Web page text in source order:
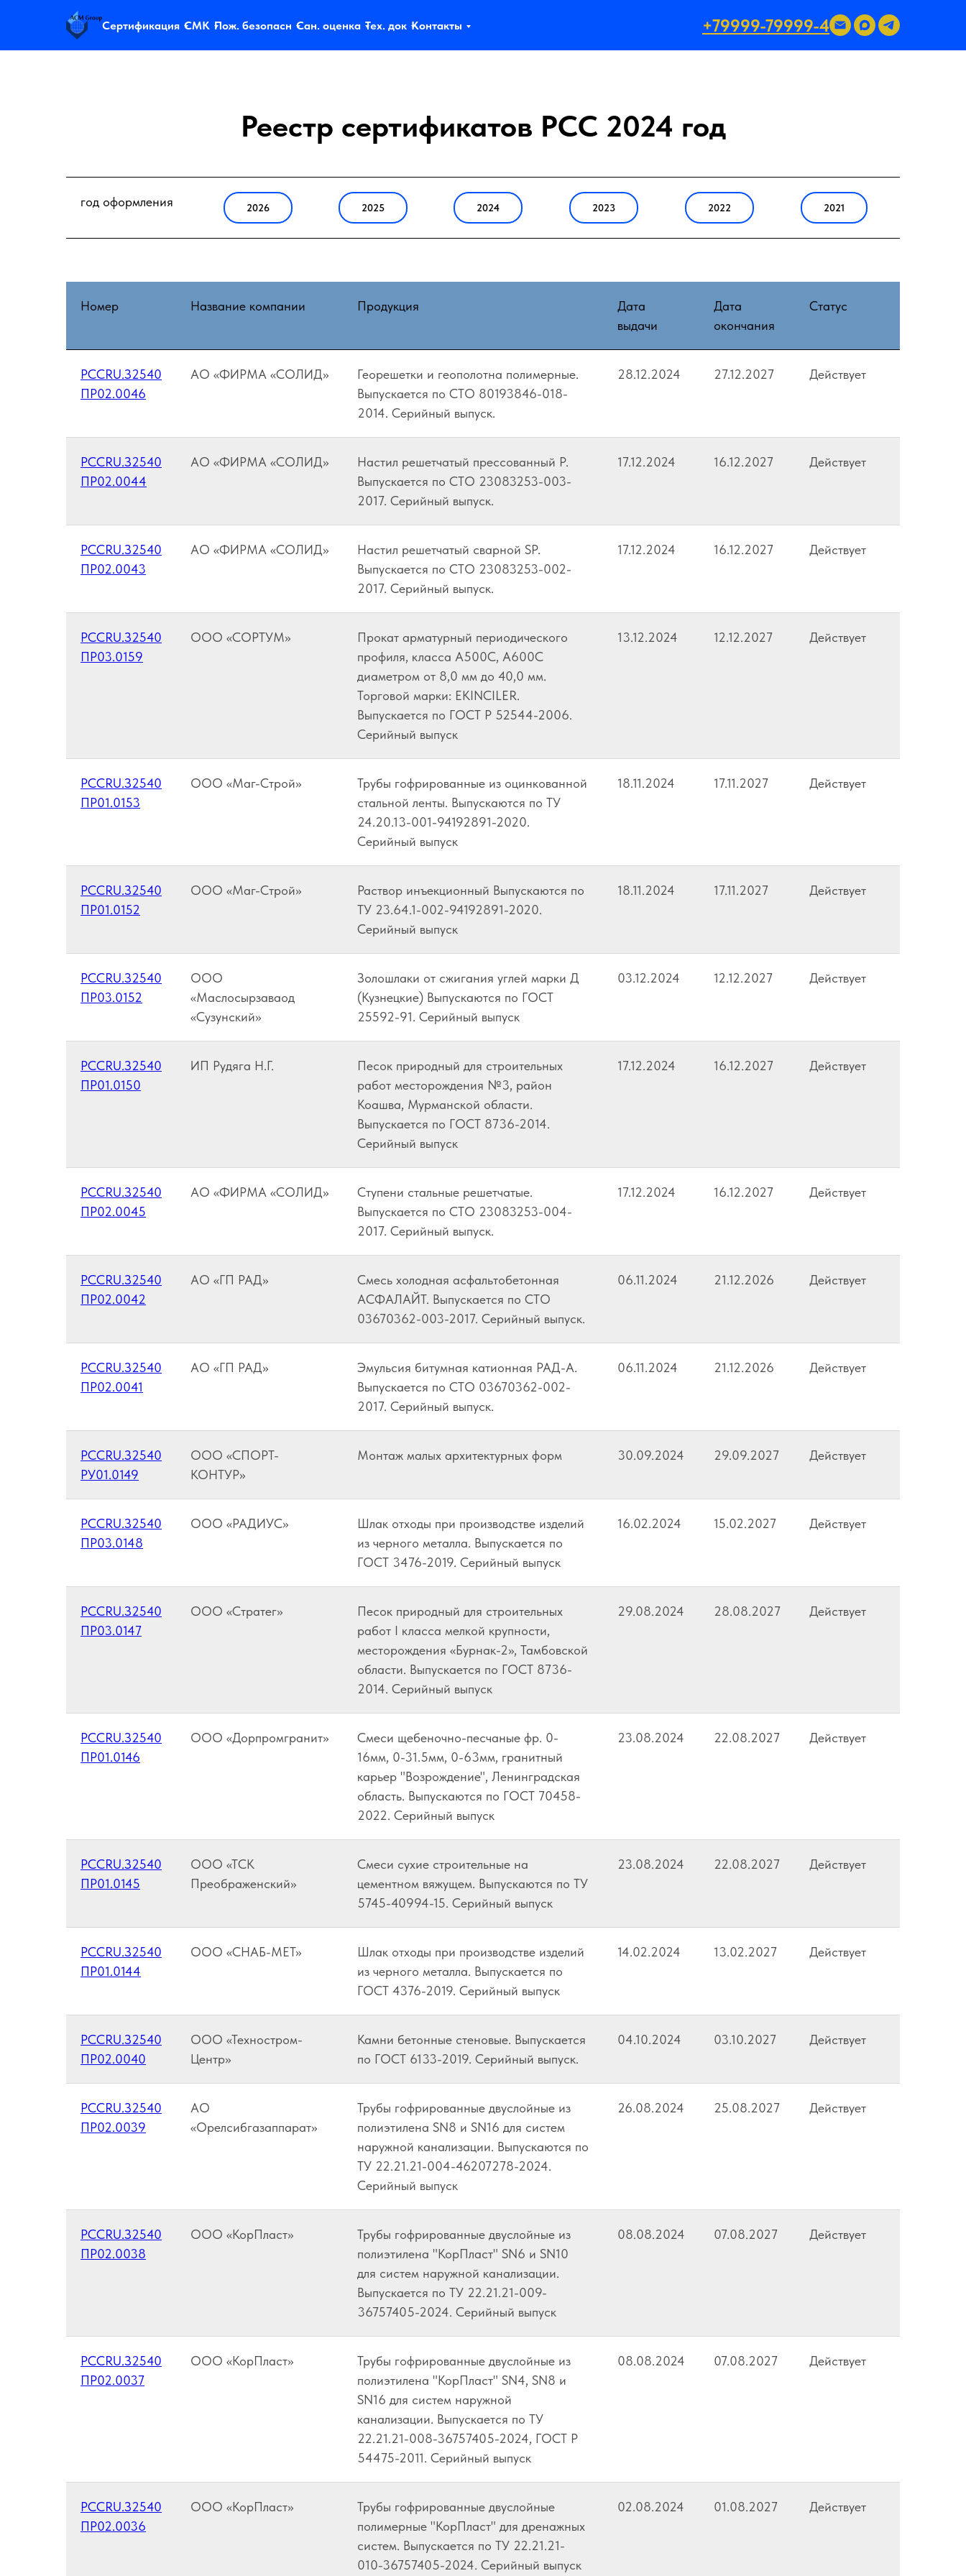
Сертификация СМК Пож. безопасн Сан. оценка Тех. док Контакты +79999-79999-4
Реестр сертификатов РСС 2024 год
год оформления 2026 2025 2024 2023 2022 2021
Номер Название компании Продукция
Дата
выдачи
Дата
окончания
Статус
РССRU.З2540
ПР02.0046
АО «ФИРМА «СОЛИД»
Георешетки и геополотна полимерные.
Выпускается по СТО 80193846-018-
2014. Серийный выпуск.
28.12.2024 27.12.2027 Действует
РССRU.З2540
ПР02.0044
АО «ФИРМА «СОЛИД»
Настил решетчатый прессованный P.
Выпускается по СТО 23083253-003-
2017. Серийный выпуск.
17.12.2024 16.12.2027 Действует
РССRU.З2540
ПР02.0043
АО «ФИРМА «СОЛИД»
Настил решетчатый сварной SP.
Выпускается по СТО 23083253-002-
2017. Серийный выпуск.
17.12.2024 16.12.2027 Действует
РССRU.З2540
ПР03.0159
ООО «СОРТУМ»
Прокат арматурный периодического
профиля, класса A500С, А600С
диаметром от 8,0 мм до 40,0 мм.
Торговой марки: EKINCILER.
Выпускается по ГОСТ Р 52544-2006.
Серийный выпуск
13.12.2024 12.12.2027 Действует
РССRU.З2540
ПР01.0153
ООО «Маг-Строй»
Трубы гофрированные из оцинкованной
стальной ленты. Выпускаются по ТУ
24.20.13-001-94192891-2020.
Серийный выпуск
18.11.2024 17.11.2027 Действует
РССRU.З2540
ПР01.0152
ООО «Маг-Строй»
Раствор инъекционный Выпускаются по
ТУ 23.64.1-002-94192891-2020.
Серийный выпуск
18.11.2024 17.11.2027 Действует
РССRU.З2540
ПР03.0152
ООО
«Маслосырзаваод
«Сузунский»
Золошлаки от сжигания углей марки Д
(Кузнецкие) Выпускаются по ГОСТ
25592-91. Серийный выпуск
03.12.2024 12.12.2027 Действует
РССRU.З2540
ПР01.0150
ИП Рудяга Н.Г.
Песок природный для строительных
работ месторождения №3, район
Коашва, Мурманской области.
Выпускается по ГОСТ 8736-2014.
Серийный выпуск
17.12.2024 16.12.2027 Действует
РССRU.З2540
ПР02.0045
АО «ФИРМА «СОЛИД»
Ступени стальные решетчатые.
Выпускается по СТО 23083253-004-
2017. Серийный выпуск.
17.12.2024 16.12.2027 Действует
РССRU.З2540
ПР02.0042
АО «ГП РАД»
Смесь холодная асфальтобетонная
АСФАЛАЙТ. Выпускается по СТО
03670362-003-2017. Серийный выпуск.
06.11.2024 21.12.2026 Действует
РССRU.З2540
ПР02.0041
АО «ГП РАД»
Эмульсия битумная катионная РАД-А.
Выпускается по СТО 03670362-002-
2017. Серийный выпуск.
06.11.2024 21.12.2026 Действует
РССRU.З2540
РУ01.0149
ООО «СПОРТ-
КОНТУР»
Монтаж малых архитектурных форм 30.09.2024 29.09.2027 Действует
РССRU.З2540
ПР03.0148
ООО «РАДИУС»
Шлак отходы при производстве изделий
из черного металла. Выпускается по
ГОСТ 3476-2019. Серийный выпуск
16.02.2024 15.02.2027 Действует
РССRU.З2540
ПР03.0147
ООО «Стратег»
Песок природный для строительных
работ I класса мелкой крупности,
месторождения «Бурнак-2», Тамбовской
области. Выпускается по ГОСТ 8736-
2014. Серийный выпуск
29.08.2024 28.08.2027 Действует
РССRU.З2540
ПР01.0146
ООО «Дорпромгранит»
Смеси щебеночно-песчаные фр. 0-
16мм, 0-31.5мм, 0-63мм, гранитный
карьер "Возрождение", Ленинградская
область. Выпускаются по ГОСТ 70458-
2022. Серийный выпуск
23.08.2024 22.08.2027 Действует
РССRU.З2540
ПР01.0145
ООО «ТСК
Преображенский»
Смеси сухие строительные на
цементном вяжущем. Выпускаются по ТУ
5745-40994-15. Серийный выпуск
23.08.2024 22.08.2027 Действует
РССRU.З2540
ПР01.0144
ООО «СНАБ-МЕТ»
Шлак отходы при производстве изделий
из черного металла. Выпускается по
ГОСТ 4376-2019. Серийный выпуск
14.02.2024 13.02.2027 Действует
РССRU.З2540
ПР02.0040
ООО «Техностром-
Центр»
Камни бетонные стеновые. Выпускается
по ГОСТ 6133-2019. Серийный выпуск.
04.10.2024 03.10.2027 Действует
РССRU.З2540
ПР02.0039
АО
«Орелсибгазаппарат»
Трубы гофрированные двуслойные из
полиэтилена SN8 и SN16 для систем
наружной канализации. Выпускаются по
ТУ 22.21.21-004-46207278-2024.
Серийный выпуск
26.08.2024 25.08.2027 Действует
РССRU.З2540
ПР02.0038
ООО «КорПласт»
Трубы гофрированные двуслойные из
полиэтилена "КорПласт" SN6 и SN10
для систем наружной канализации.
Выпускается по ТУ 22.21.21-009-
36757405-2024. Серийный выпуск
08.08.2024 07.08.2027 Действует
РССRU.З2540
ПР02.0037
ООО «КорПласт»
Трубы гофрированные двуслойные из
полиэтилена "КорПласт" SN4, SN8 и
SN16 для систем наружной
канализации. Выпускается по ТУ
22.21.21-008-36757405-2024, ГОСТ Р
54475-2011. Серийный выпуск
08.08.2024 07.08.2027 Действует
РССRU.З2540
ПР02.0036
ООО «КорПласт»
Трубы гофрированные двуслойные
полимерные "КорПласт" для дренажных
систем. Выпускается по ТУ 22.21.21-
010-36757405-2024. Серийный выпуск
02.08.2024 01.08.2027 Действует